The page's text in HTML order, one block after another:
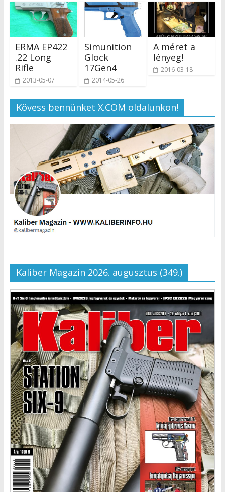
ERMA EP422
.22 Long
Rifle
2013-05-07
Simunition
Glock
17Gen4
2014-05-26
A méret a
lényeg!
2016-03-18
Kövess bennünket X.COM oldalunkon!
Kaliber Magazin 2026. augusztus (349.)